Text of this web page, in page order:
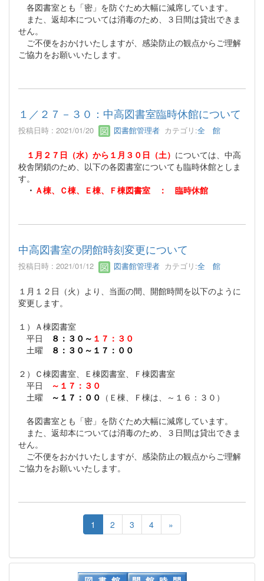
各図書室とも「密」を防ぐため大幅に減席しています。
また、返却本については消毒のため、３日間は貸出できま
せん。
ご不便をおかけいたしますが、感染防止の観点からご理解
ご協力をお願いいたします。
１／２７－３０：中高図書室臨時休館について
投稿日時 : 2021/01/20 図書館管理者 カテゴリ:全 館
１月２７日（水）から１月３０日（土） については、中高
校舎閉鎖のため、以下の各図書室についても臨時休館としま
す。
・ Ａ棟、Ｃ棟、Ｅ棟、Ｆ棟図書室 ： 臨時休館
中高図書室の閉館時刻変更について
投稿日時 : 2021/01/12 図書館管理者 カテゴリ:全 館
１月１２日（火）より、当面の間、開館時間を以下のように
変更します。
１）Ａ棟図書室
平日
８：３０～ １７：３０
土曜
８：３０～１７：００
２）Ｃ棟図書室、Ｅ棟図書室、Ｆ棟図書室
平日
～１７：３０
土曜
～１７：００ （Ｅ棟、Ｆ棟は、～１６：３０）
各図書室とも「密」を防ぐため大幅に減席しています。
また、返却本については消毒のため、３日間は貸出できま
せん。
ご不便をおかけいたしますが、感染防止の観点からご理解
ご協力をお願いいたします。
1 2 3 4 »